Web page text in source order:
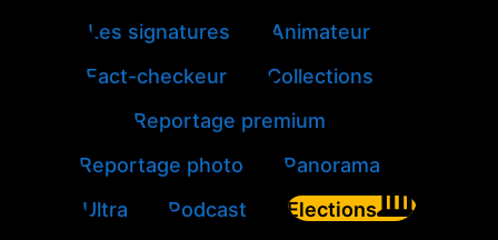
Les signatures
Animateur
Fact-checkeur
Collections
Reportage premium
Reportage photo
Panorama
Ultra
Podcast
Elections